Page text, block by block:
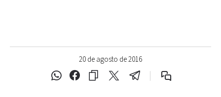
20 de agosto de 2016